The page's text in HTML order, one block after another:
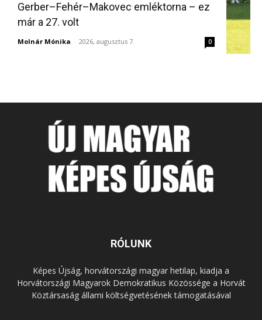
Gerber–Fehér–Makovec emléktorna – ez
már a 27. volt
Molnár Mónika - 2026, augusztus 7. 0
RÓLUNK
Képes Újság, horvátországi magyar hetilap, kiadja a
Horvátországi Magyarok Demokratikus Közössége a Horvát
Köztársaság állami költségvetésének támogatásával